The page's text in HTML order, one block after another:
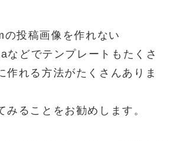
投稿画像を作れない
どでテンプレートもたくさ
作れる方法がたくさんありま
ることをお勧めします。